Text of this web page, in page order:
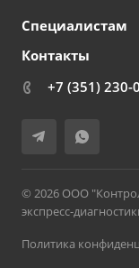
Специалистам
Контакты
+7 (351) 230-
© 2026 ООО
экспресс-
Политика